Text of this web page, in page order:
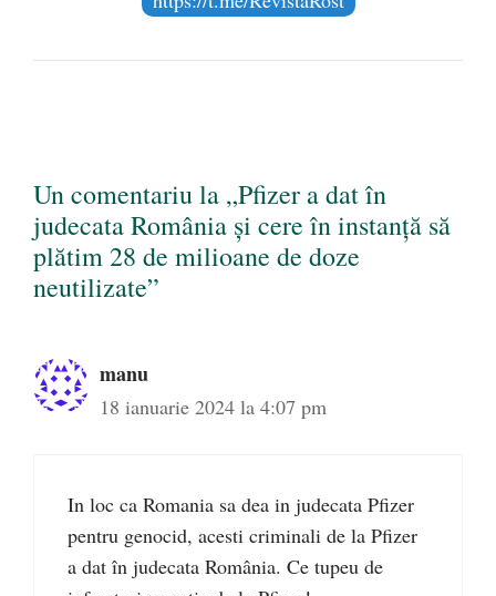
Un comentariu la „Pfizer a dat în
judecata România și cere în instanță să
plătim 28 de milioane de doze
neutilizate”
manu
18 ianuarie 2024 la 4:07 pm
In loc ca Romania sa dea in judecata Pfizer
pentru genocid, acesti criminali de la Pfizer
a dat în judecata România. Ce tupeu de